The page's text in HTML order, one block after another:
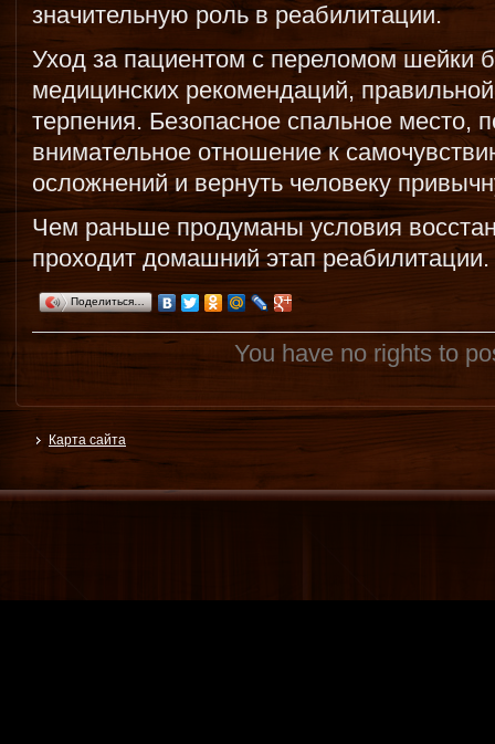
значительную роль в реабилитации.
Уход за пациентом с переломом шейки
медицинских рекомендаций,
терпения. Безопасное спальное место,
внимательное отношение к
осложнений и вернуть человеку
Чем раньше продуманы условия
проходит домашний этап реабилитации.
Поделиться…
You have no rights to
Карта сайта